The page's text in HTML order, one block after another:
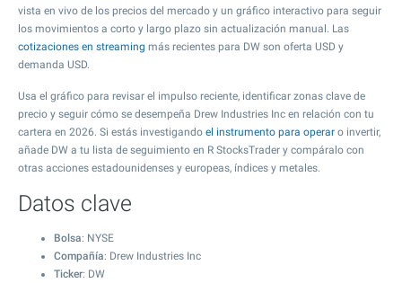
vista en vivo de los precios del mercado y un gráfico interactivo para seguir
los movimientos a corto y largo plazo sin actualización manual. Las
cotizaciones en streaming más recientes para DW son oferta USD y
demanda USD.
Usa el gráfico para revisar el impulso reciente, identificar zonas clave de
precio y seguir cómo se desempeña Drew Industries Inc en relación con tu
cartera en 2026. Si estás investigando el instrumento para operar o invertir,
añade DW a tu lista de seguimiento en R StocksTrader y compáralo con
otras acciones estadounidenses y europeas, índices y metales.
Datos clave
Bolsa: NYSE
Compañía: Drew Industries Inc
Ticker: DW